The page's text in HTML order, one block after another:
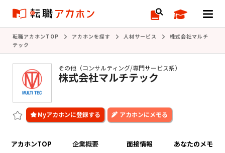
転職アカホンTOP アカホンを探す 人材サービス
株式会社マルチ
テック
その他（コンサルティング/専門サービス系）
株式会社マルチテック
アカホンにメモる
アカホンTOP 企業概要 面接情報 あなたのメモ